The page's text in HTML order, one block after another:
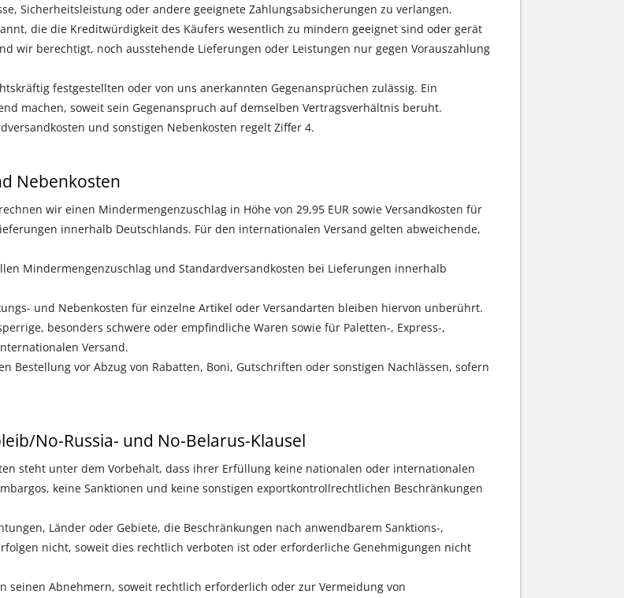
Sicherheitsleistung oder andere geeignete Zahlungsabsicherungen zu verlangen.
die die Kreditwürdigkeit des Käufers wesentlich zu mindern geeignet sind oder gerät
wir berechtigt, noch ausstehende Lieferungen oder Leistungen nur gegen Vorauszahlung
festgestellten oder von uns anerkannten Gegenansprüchen zulässig. Ein
machen, soweit sein Gegenanspruch auf demselben Vertragsverhältnis beruht.
und sonstigen Nebenkosten regelt Ziffer 4.
Nebenkosten
wir einen Mindermengenzuschlag in Höhe von 29,95 EUR sowie Versandkosten für
innerhalb Deutschlands. Für den internationalen Versand gelten abweichende,
Mindermengenzuschlag und Standardversandkosten bei Lieferungen innerhalb
und Nebenkosten für einzelne Artikel oder Versandarten bleiben hiervon unberührt.
besonders schwere oder empfindliche Waren sowie für Paletten-, Express-,
Versand.
Bestellung vor Abzug von Rabatten, Boni, Gutschriften oder sonstigen Nachlässen, sofern
No-Russia- und No-Belarus-Klausel
steht unter dem Vorbehalt, dass ihrer Erfüllung keine nationalen oder internationalen
keine Sanktionen und keine sonstigen exportkontrollrechtlichen Beschränkungen
Länder oder Gebiete, die Beschränkungen nach anwendbarem Sanktions-,
nicht, soweit dies rechtlich verboten ist oder erforderliche Genehmigungen nicht
seinen Abnehmern, soweit rechtlich erforderlich oder zur Vermeidung von